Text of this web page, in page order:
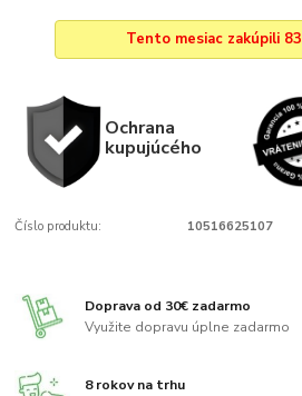
Tento mesiac zakúpili
Ochrana
kupujúcého
Číslo produktu: 10516625107
Doprava od 30€ zadarmo
Využite dopravu úplne zadarmo
8 rokov na trhu